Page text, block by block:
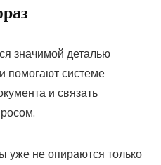
значимой деталью
помогают системе
и связать
уже не опираются только